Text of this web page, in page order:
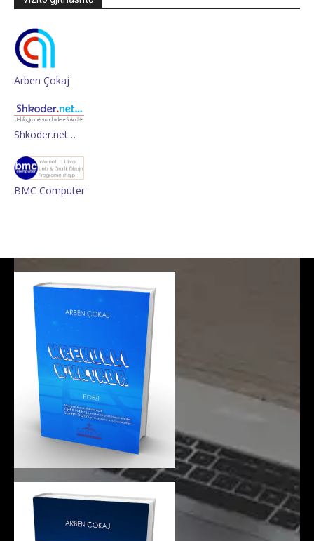
Arben Çokaj
Shkoder.net…
BMC Computer